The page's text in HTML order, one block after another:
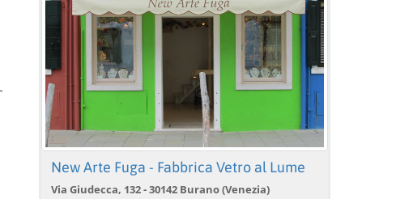
New Arte Fuga - Fabbrica Vetro al Lume
Via Giudecca, 132 - 30142 Burano (Venezia)